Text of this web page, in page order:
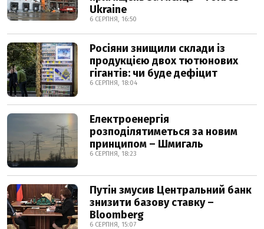
Ukraine
6 СЕРПНЯ, 16:50
Росіяни знищили склади із
продукцією двох тютюнових
гігантів: чи буде дефіцит
6 СЕРПНЯ, 18:04
Електроенергія
розподілятиметься за новим
принципом – Шмигаль
6 СЕРПНЯ, 18:23
Путін змусив Центральний банк
знизити базову ставку –
Bloomberg
6 СЕРПНЯ, 15:07